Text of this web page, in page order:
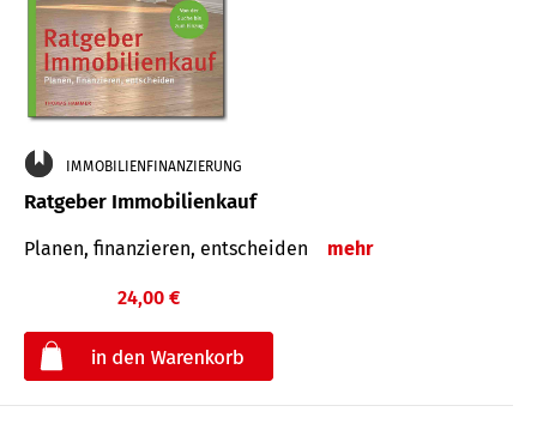
IMMOBILIENFINANZIERUNG
Ratgeber Immobilienkauf
Planen, finanzieren, entscheiden mehr
24,00 €